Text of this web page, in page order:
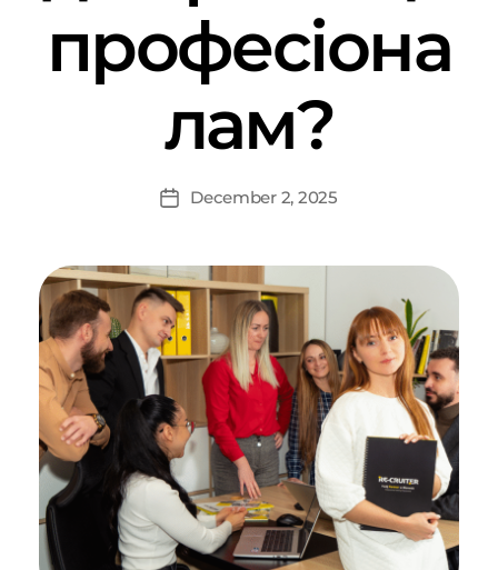
професіона
лам?
December 2, 2025